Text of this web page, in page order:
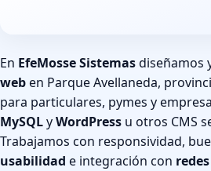
En EfeMosse Sistemasdiseñamos
weben Parque Avellaneda,
para particulares, pymes y
MySQLyWordPress u otros CMS
Trabajamos con responsividad,
usabilidad e integración con redes